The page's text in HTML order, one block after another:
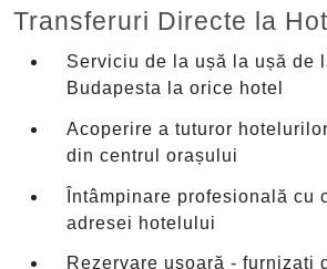
Transferuri Directe la
Serviciu de la ușă la ușă de
Budapesta la orice hotel
Acoperire a tuturor
din centrul orașului
Întâmpinare profesională cu
adresei hotelului
Rezervare ușoară - furnizați